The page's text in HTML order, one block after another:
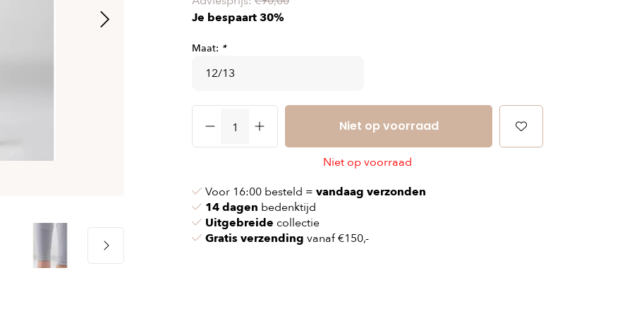
Airbag vesten
Accessories
& kettingen
& pollen
Je bespaart 30%
Maat: *
Niet op voorraad
Niet op voorraad
Voor 16:00 besteld = vandaag verzonden
14 dagen bedenktijd
Uitgebreide collectie
Gratis verzending vanaf €150,-